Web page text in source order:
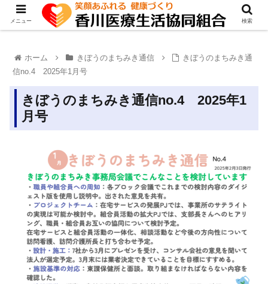
ホーム きぼうのまちみき通信
きぼうのまちみき通
信no.4 2025年1月号
きぼうのまちみき通信no.4 2025年1
月号
メニュー 検索